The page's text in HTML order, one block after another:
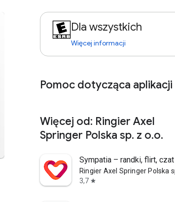
Dla wszystkich
Więcej informacji
Pomoc dotycząca aplikacji
Więcej od: Ringier Axel
Springer Polska sp. z o.o.
Sympatia – randki, flirt, czat
Ringier Axel Springer Polska
3,7 star